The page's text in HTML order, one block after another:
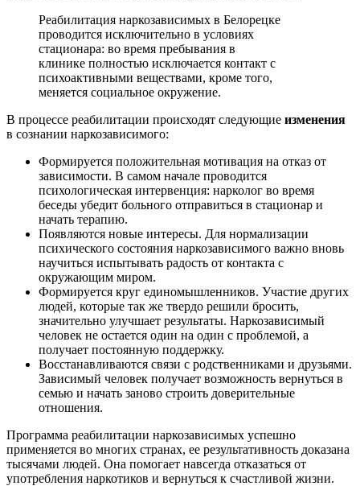
Реабилитация наркозависимых в Белорецке
проводится исключительно в условиях
стационара: во время пребывания в
клинике полностью исключается контакт с
психоактивными веществами, кроме того,
меняется социальное окружение.
В процессе реабилитации происходят следующие изменения
в сознании наркозависимого:
Формируется положительная мотивация на отказ от
зависимости. В самом начале проводится
психологическая интервенция: нарколог во время
беседы убедит больного отправиться в стационар и
начать терапию.
Появляются новые интересы. Для нормализации
психического состояния наркозависимого важно вновь
научиться испытывать радость от контакта с
окружающим миром.
Формируется круг единомышленников. Участие других
людей, которые так же твердо решили бросить,
значительно улучшает результаты. Наркозависимый
человек не остается один на один с проблемой, а
получает постоянную поддержку.
Восстанавливаются связи с родственниками и друзьями.
Зависимый человек получает возможность вернуться в
семью и начать заново строить доверительные
отношения.
Программа реабилитации наркозависимых успешно
применяется во многих странах, ее результативность доказана
тысячами людей. Она помогает навсегда отказаться от
употребления наркотиков и вернуться к счастливой жизни.